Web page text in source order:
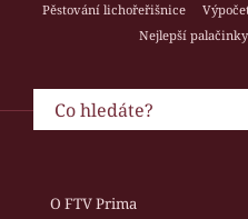
Pěstování lichořeřišnice
Nejlepší palačinky
O FTV Prima